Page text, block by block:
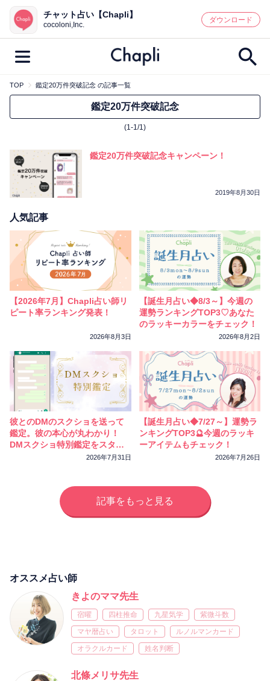
鑑定記事・占い師検索
最新記事一覧
カテゴリー別
鑑定
彼の気持ち
今週の運勢 彼氏 片思い 結婚
相性 復縁
チャット占い【Chapli】
cocoloni,Inc.
ダウンロード
TOP 鑑定20万件突破記念 の記事一覧
鑑定20万件突破記念
(1-1/1)
鑑定20万件突破記念キャンペーン！
2019年8月30日
人気記事
【2026年7月】Chapli占い師リ
ピート率ランキング発表！
2026年8月3日
【誕生月占い◆8/3～】今週の
運勢ランキングTOP3♡あなた
のラッキーカラーをチェック！
2026年8月2日
彼とのDMのスクショを送って
鑑定。彼の本心が丸わかり！
DMスクショ特別鑑定をスター
2026年7月31日
【誕生月占い◆7/27～】運勢ラ
ンキングTOP3🔮今週のラッキ
ーアイテムもチェック！
2026年7月26日
記事をもっと見る
オススメ占い師
きよのママ先生
宿曜 四柱推命 九星気学
紫微斗数
マヤ暦占い
タロット
ルノルマンカード
オラクルカード
姓名判断
北條メリサ先生